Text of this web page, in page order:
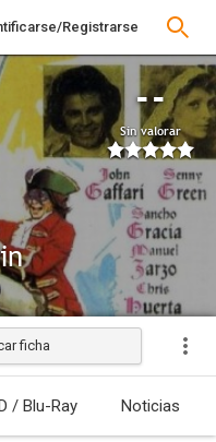
Registrarse
--
Sin valorar
Estrenada
ficha
/ Blu-Ray Noticias